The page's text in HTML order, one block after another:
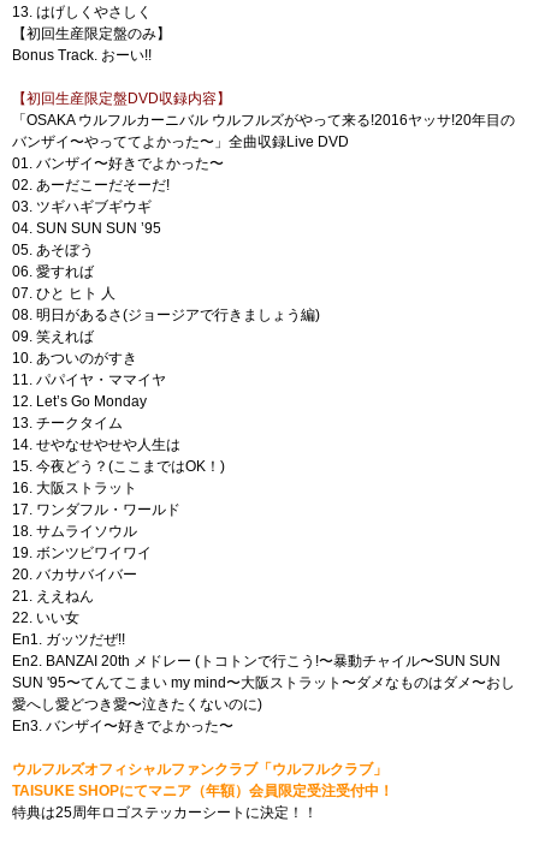
13. はげしくやさしく
【初回生産限定盤のみ】
Bonus Track. おーい!!
【初回生産限定盤DVD収録内容】
「OSAKA ウルフルカーニバル ウルフルズがやって来る!2016ヤッサ!20年目の
バンザイ〜やっててよかった〜」全曲収録Live DVD
01. バンザイ〜好きでよかった〜
02. あーだこーだそーだ!
03. ツギハギブギウギ
04. SUN SUN SUN ’95
05. あそぼう
06. 愛すれば
07. ひと ヒト 人
08. 明日があるさ(ジョージアで行きましょう編)
09. 笑えれば
10. あついのがすき
11. パパイヤ・ママイヤ
12. Let’s Go Monday
13. チークタイム
14. せやなせやせや人生は
15. 今夜どう？(ここまではOK！)
16. 大阪ストラット
17. ワンダフル・ワールド
18. サムライソウル
19. ボンツビワイワイ
20. バカサバイバー
21. ええねん
22. いい女
En1. ガッツだぜ!!
En2. BANZAI 20th メドレー (トコトンで行こう!〜暴動チャイル〜SUN SUN
SUN '95〜てんてこまい my mind〜大阪ストラット〜ダメなものはダメ〜おし
愛へし愛どつき愛〜泣きたくないのに)
En3. バンザイ〜好きでよかった〜
ウルフルズオフィシャルファンクラブ「ウルフルクラブ」
TAISUKE SHOPにてマニア（年額）会員限定受注受付中！
特典は25周年ロゴステッカーシートに決定！！